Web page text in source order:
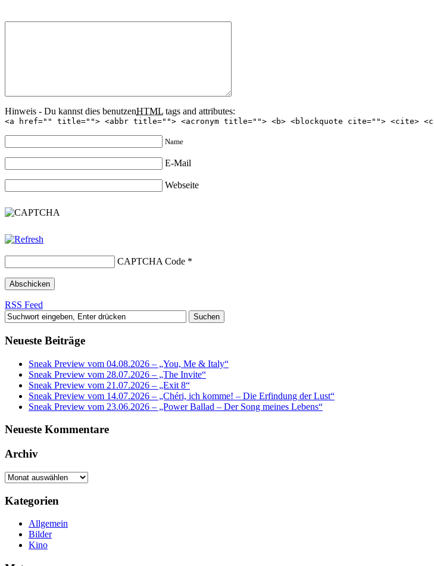
Hinweis - Du kannst dies benutzenHTML tags and attributes:
<a href="" title=""> <abbr title=""> <acronym title=""> <b> <blockquote cite=""> <cite>
Name
E-Mail
Webseite
CAPTCHA Code *
RSS Feed
Neueste Beiträge
Sneak Preview vom 04.08.2026 – „You, Me & Italy“
Sneak Preview vom 28.07.2026 – „The Invite“
Sneak Preview vom 21.07.2026 – „Exit 8“
Sneak Preview vom 14.07.2026 – „Chéri, ich komme! – Die Erfindung der Lust“
Sneak Preview vom 23.06.2026 – „Power Ballad – Der Song meines Lebens“
Neueste Kommentare
Archiv
Archiv
Kategorien
Allgemein
Bilder
Kino